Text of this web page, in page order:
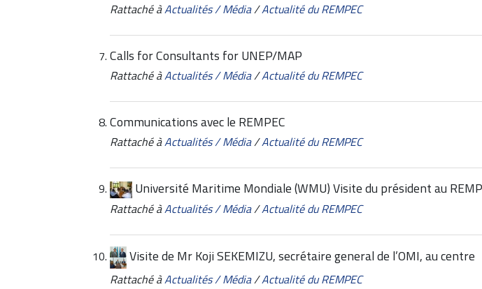
Rattaché àActualités / Média/Actualité du REMPEC
Calls for Consultants for UNEP/MAP
Rattaché àActualités / Média/Actualité du REMPEC
Communications avec le REMPEC
Rattaché àActualités / Média/Actualité du REMPEC
Université Maritime Mondiale (WMU) Visite du président au
Rattaché àActualités / Média/Actualité du REMPEC
Visite de Mr Koji SEKEMIZU, secrétaire general de l’OMI, au centre
Rattaché àActualités / Média/Actualité du REMPEC